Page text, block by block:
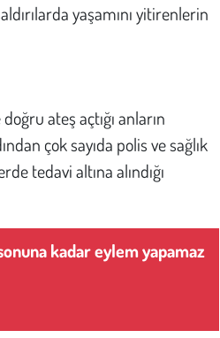
yaşamını yitirenlerin
ateş açtığı anların
çok sayıda polis ve sağlık
tedavi altına alındığı
kadar eylem yapamaz